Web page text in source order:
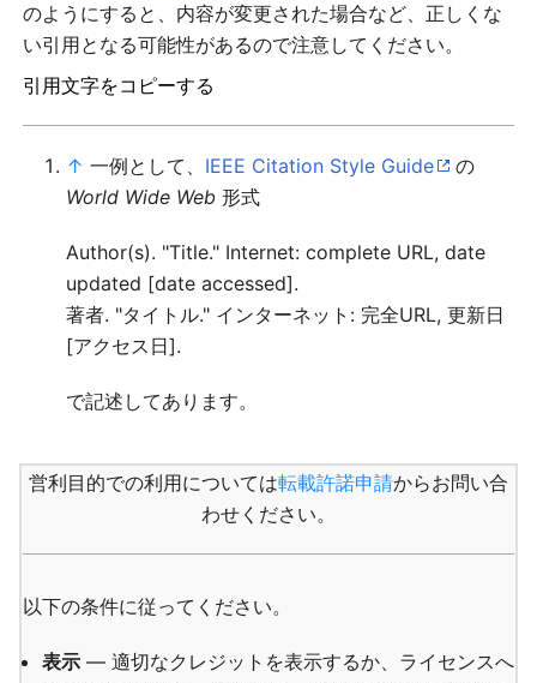
のようにすると、内容が変更された場合など、正しくな
い引用となる可能性があるので注意してください。
引用文字をコピーする
↑ 一例として、 IEEE Citation Style Guide
の
World Wide Web 形式
Author(s). "Title." Internet: complete URL, date
updated [date accessed].
著者. "タイトル." インターネット: 完全URL, 更新日
[アクセス日].
で記述してあります。
営利目的での利用については転載許諾申請からお問い合
わせください。
以下の条件に従ってください。
表示 — 適切なクレジットを表示するか、ライセンスへ